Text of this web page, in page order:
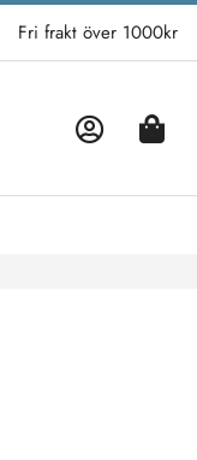
Fri frakt över 1000kr